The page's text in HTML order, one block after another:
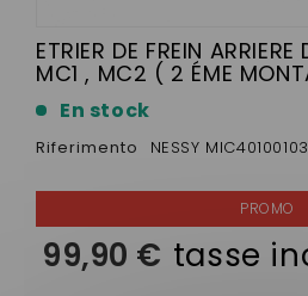
ETRIER DE FREIN
MC1 , MC2 ( 2 ÉME
En stock
Riferimento NESSY
99,90 € tasse